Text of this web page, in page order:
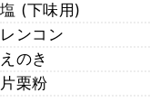
塩 (下味用)
レンコン
えのき
片栗粉